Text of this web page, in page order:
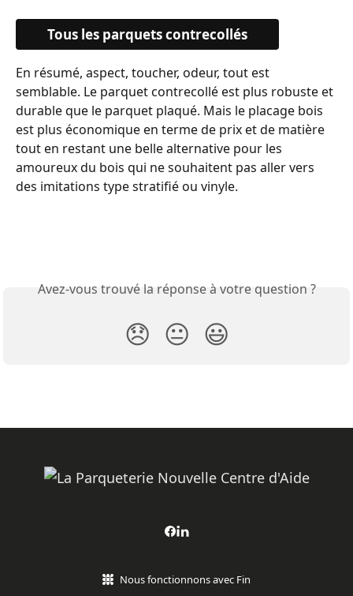
Tous les parquets contrecollés
En résumé, aspect, toucher, odeur, tout est
semblable. Le parquet contrecollé est plus robuste et
durable que le parquet plaqué. Mais le placage bois
est plus économique en terme de prix et de matière
tout en restant une belle alternative pour les
amoureux du bois qui ne souhaitent pas aller vers
des imitations type stratifié ou vinyle.
Avez-vous trouvé la réponse à votre question ?
😞 😐 😃
Nous fonctionnons avec Fin